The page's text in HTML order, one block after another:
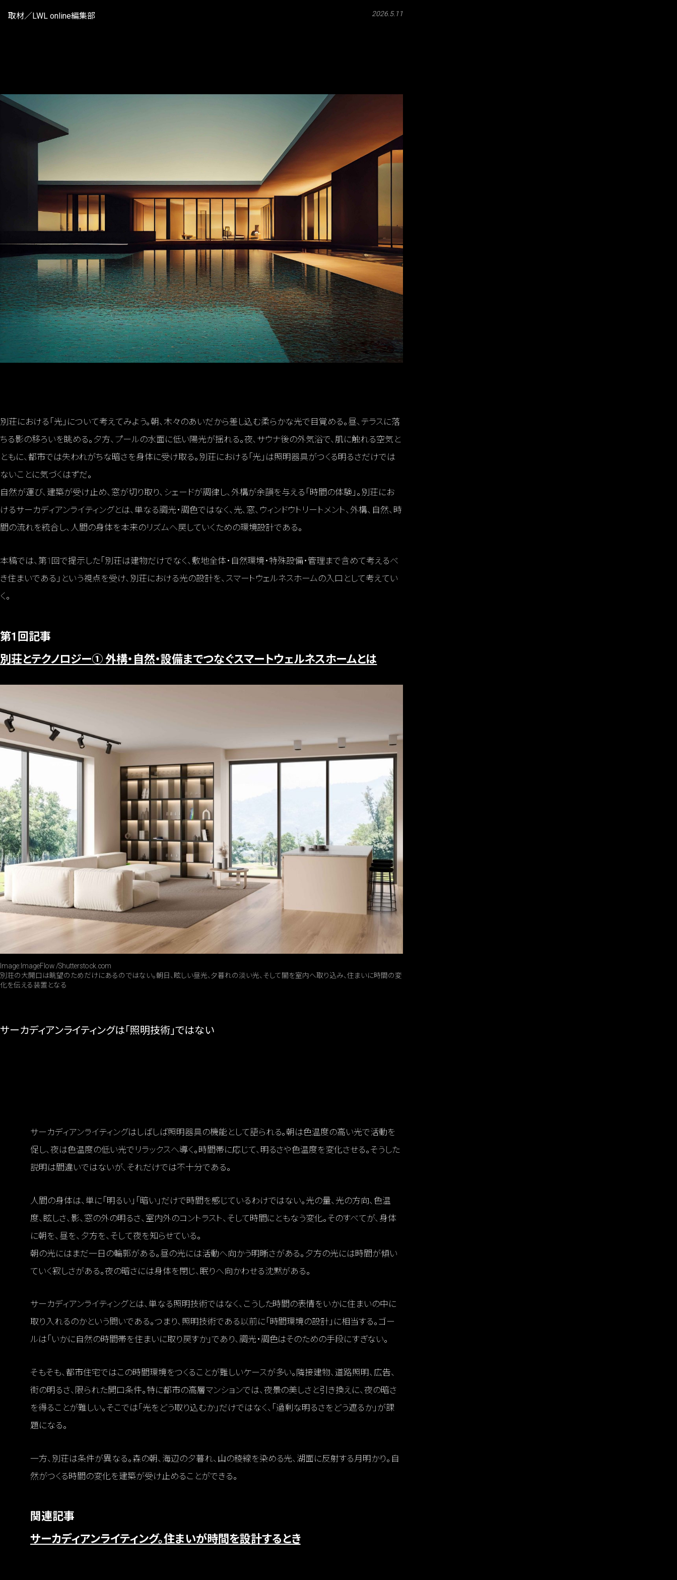
取材／LWL online編集部 2026.5.11
別荘における「光」について考えてみよう。朝、木々のあいだから差し込む柔らかな光で目覚める。昼、テラスに落
ちる影の移ろいを眺める。夕方、プールの水面に低い陽光が揺れる。夜、サウナ後の外気浴で、肌に触れる空気と
ともに、都市では失われがちな暗さを身体に受け取る。別荘における「光」は照明器具がつくる明るさだけでは
ないことに気づくはずだ。
自然が運び、建築が受け止め、窓が切り取り、シェードが調律し、外構が余韻を与える「時間の体験」。別荘にお
けるサーカディアンライティングとは、単なる調光・調色ではなく、光、窓、ウィンドウトリートメント、外構、自然、時
間の流れを統合し、人間の身体を本来のリズムへ戻していくための環境設計である。
本稿では、第1回で提示した「別荘は建物だけでなく、敷地全体・自然環境・特殊設備・管理まで含めて考えるべ
き住まいである」という視点を受け、別荘における光の設計を、スマートウェルネスホームの入口として考えてい
く。
第1回記事
別荘とテクノロジー① 外構・自然・設備までつなぐスマートウェルネスホームとは
Image:ImageFlow /Shutterstock.com
別荘の大開口は眺望のためだけにあるのではない。朝日、眩しい昼光、夕暮れの淡い光、そして闇を室内へ取り込み、住まいに時間の変
化を伝える装置となる
サーカディアンライティングは「照明技術」ではない
サーカディアンライティングはしばしば照明器具の機能として語られる。朝は色温度の高い光で活動を
促し、夜は色温度の低い光でリラックスへ導く。時間帯に応じて、明るさや色温度を変化させる。そうした
説明は間違いではないが、それだけでは不十分である。
人間の身体は、単に「明るい」「暗い」だけで時間を感じているわけではない。光の量、光の方向、色温
度、眩しさ、影、窓の外の明るさ、室内外のコントラスト、そして時間にともなう変化。そのすべてが、身体
に朝を、昼を、夕方を、そして夜を知らせている。
朝の光にはまだ一日の輪郭がある。昼の光には活動へ向かう明晰さがある。夕方の光には時間が傾い
ていく寂しさがある。夜の暗さには身体を閉じ、眠りへ向かわせる沈黙がある。
サーカディアンライティングとは、単なる照明技術ではなく、こうした時間の表情をいかに住まいの中に
取り入れるのかという問いである。つまり、照明技術である以前に「時間環境の設計」に相当する。ゴー
ルは「いかに自然の時間帯を住まいに取り戻すか」であり、調光・調色はそのための手段にすぎない。
そもそも、都市住宅ではこの時間環境をつくることが難しいケースが多い。隣接建物、道路照明、広告、
街の明るさ、限られた開口条件。特に都市の高層マンションでは、夜景の美しさと引き換えに、夜の暗さ
を得ることが難しい。そこでは「光をどう取り込むか」だけではなく、「過剰な明るさをどう遮るか」が課
題になる。
一方、別荘は条件が異なる。森の朝、海辺の夕暮れ、山の稜線を染める光、湖面に反射する月明かり。自
然がつくる時間の変化を建築が受け止めることができる。
関連記事
サーカディアンライティング。住まいが時間を設計するとき